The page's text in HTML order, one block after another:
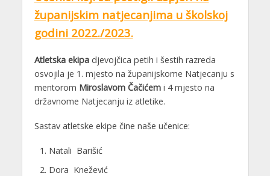
županijskim natjecanjima u školskoj
godini 2022./2023.
Atletska ekipadjevojčica petih i šestih razreda
osvojila je 1. mjesto na županijskome Natjecanju s
mentorom Miroslavom Čačićemi 4 mjesto na
državnome Natjecanju iz atletike.
Sastav atletske ekipe čine naše učenice:
Natali Barišić
Dora Knežević